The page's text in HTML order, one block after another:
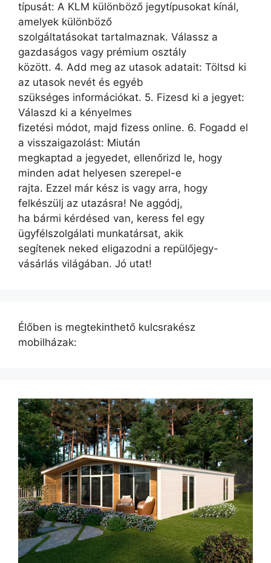
típusát: A KLM különböző jegytípusokat kínál,
amelyek különböző
szolgáltatásokat tartalmaznak. Válassz a
gazdaságos vagy prémium osztály
között. 4. Add meg az utasok adatait: Töltsd ki
az utasok nevét és egyéb
szükséges információkat. 5. Fizesd ki a jegyet:
Válaszd ki a kényelmes
fizetési módot, majd fizess online. 6. Fogadd el
a visszaigazolást: Miután
megkaptad a jegyedet, ellenőrizd le, hogy
minden adat helyesen szerepel-e
rajta. Ezzel már kész is vagy arra, hogy
felkészülj az utazásra! Ne aggódj,
ha bármi kérdésed van, keress fel egy
ügyfélszolgálati munkatársat, akik
segítenek neked eligazodni a repülőjegy-
vásárlás világában. Jó utat!
Élőben is megtekinthető kulcsrakész
mobilházak: